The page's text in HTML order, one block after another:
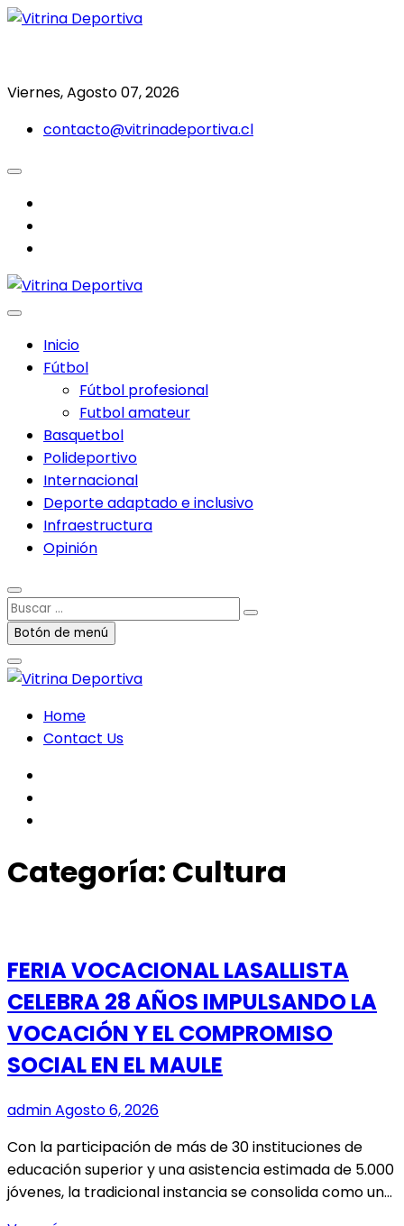
Saltar
Viernes, Agosto 07, 2026
contacto@vitrinadeportiva.cl
Inicio
Fútbol
Fútbol profesional
Futbol amateur
Basquetbol
Polideportivo
Internacional
Deporte adaptado e inclusivo
Infraestructura
Opinión
Buscar
…Botón de menú
Home
Contact Us
Categoría: Cultura
FERIA VOCACIONAL LASALLISTA
CELEBRA 28 AÑOS IMPULSANDO LA
VOCACIÓN Y EL COMPROMISO
SOCIAL EN EL MAULE
adminAgosto 6, 2026
Con la participación de más de 30 instituciones de
educación superior y una asistencia estimada de 5.000
jóvenes, la tradicional instancia se consolida como un…